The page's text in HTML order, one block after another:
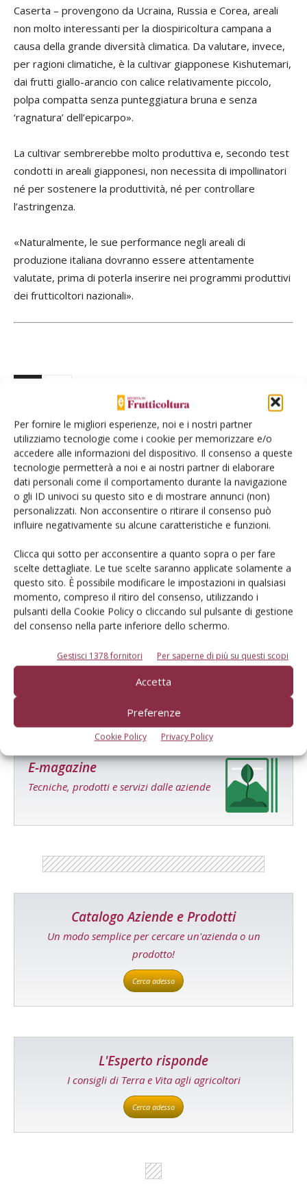
Per fornire le migliori esperienze, noi e i nostri partner
utilizziamo tecnologie come i cookie per memorizzare e/o
accedere alle informazioni del dispositivo. Il consenso a queste
tecnologie permetterà a noi e ai nostri partner di elaborare
dati personali come il comportamento durante la navigazione
o gli ID univoci su questo sito e di mostrare annunci (non)
personalizzati. Non acconsentire o ritirare il consenso può
influire negativamente su alcune caratteristiche e funzioni.
Clicca qui sotto per acconsentire a quanto sopra o per fare
scelte dettagliate. Le tue scelte saranno applicate solamente a
questo sito. È possibile modificare le impostazioni in qualsiasi
momento, compreso il ritiro del consenso, utilizzando i
pulsanti della Cookie Policy o cliccando sul pulsante di gestione
del consenso nella parte inferiore dello schermo.
Gestisci 1378 fornitori Per saperne di più su questi scopi
Accetta
Preferenze
Cookie Policy Privacy Policy
Caserta – provengono da Ucraina, Russia e Corea, areali
non molto interessanti per la diospiricoltura campana a
causa della grande diversità climatica. Da valutare, invece,
per ragioni climatiche, è la cultivar giapponese Kishutemari,
dai frutti giallo-arancio con calice relativamente piccolo,
polpa compatta senza punteggiatura bruna e senza
‘ragnatura’ dell’epicarpo».
La cultivar sembrerebbe molto produttiva e, secondo test
condotti in areali giapponesi, non necessita di impollinatori
né per sostenere la produttività, né per controllare
l’astringenza.
«Naturalmente, le sue performance negli areali di
produzione italiana dovranno essere attentamente
valutate, prima di poterla inserire nei programmi produttivi
dei frutticoltori nazionali».
TAG
Facebook Twitter
Articoli correlati
Kaki, produzione campana in linea con
le attese
In ripresa la coltivazione del kaki in
regione
E-magazine
Tecniche, prodotti e servizi dalle aziende
Catalogo Aziende e Prodotti
Un modo semplice per cercare un'azienda o un
prodotto!
Cerca adesso
L'Esperto risponde
I consigli di Terra e Vita agli agricoltori
Cerca adesso